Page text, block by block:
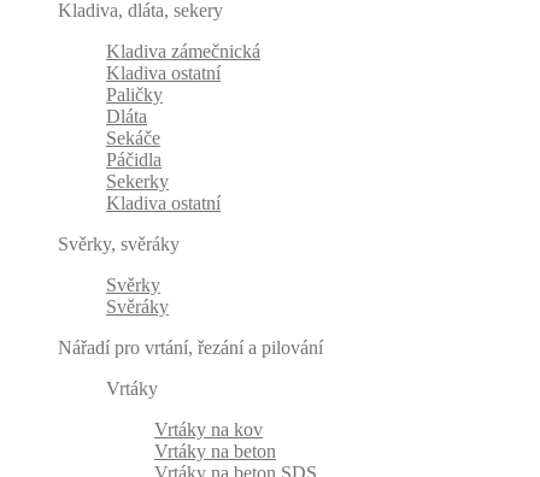
Kladiva, dláta, sekery
Kladiva zámečnická
Kladiva ostatní
Paličky
Dláta
Sekáče
Páčidla
Sekerky
Kladiva ostatní
Svěrky, svěráky
Svěrky
Svěráky
Nářadí pro vrtání, řezání a pilování
Vrtáky
Vrtáky na kov
Vrtáky na beton
Vrtáky na beton SDS